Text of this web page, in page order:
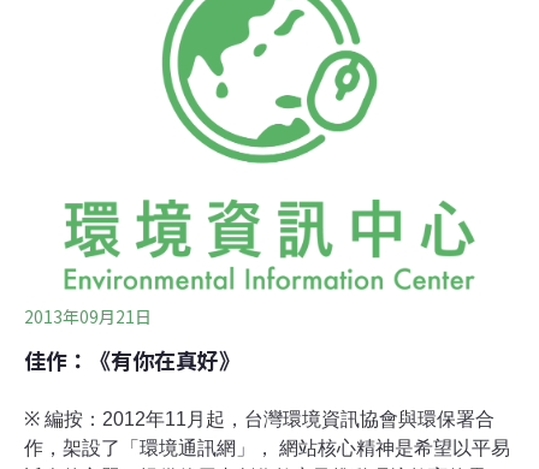
素材，然而，台灣具本土觀點的環境繪本寥寥可數，幾乎
皆為國外翻譯作品，於是，我們嘗試結合節日和繪本創
作，舉辦創意徵件。自3月底～6月底，共收到近40件作
品，從中遴選出11件優秀之作後，製作成電子版本，供讀
者線上瀏覽，更替前三名作品配上口白、音效，提供讀者
不同的閱讀感受。【作者：吳霈瑀】
2013年09月21日
佳作：《有你在真好》
※ 編按：2012年11月起，台灣環境資訊協會與環保署合
作，架設了「環境通訊網」， 網站核心精神是希望以平易